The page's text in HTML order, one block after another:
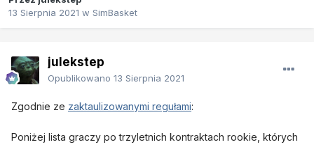
13 Sierpnia 2021 w SimBasket
julekstep
Opublikowano 13 Sierpnia 2021
Zgodnie ze zaktaulizowanymi regułami:
Poniżej lista graczy po trzyletnich kontraktach rookie, których